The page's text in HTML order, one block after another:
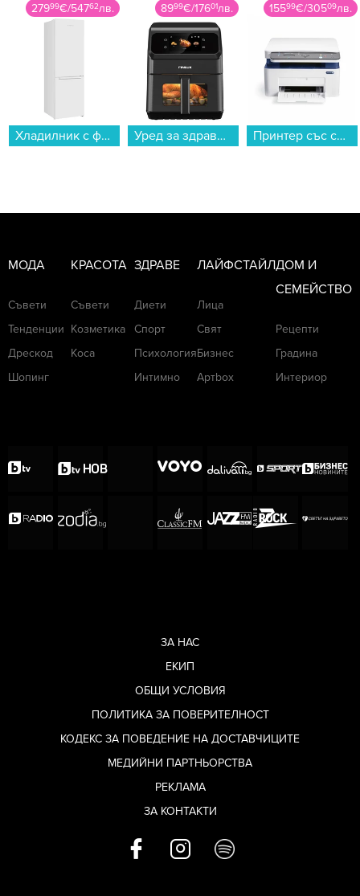
27999€/54762лв.
Хладилник с фризер Crown CBN-265W , 253 l, E , No Frost , Бял...
8999€/17601лв.
Уред за здравословно готвене Finlux BOHEME...
15599€/30509лв.
Принтер със скенер Xerox WORKCENTRE 3025BI 3 IN 1 , Лазерен...
МОДА
Съвети
Тенденции
Дрескод
Шопинг
КРАСОТА
Съвети
Козметика
Коса
ЗДРАВЕ
Диети
Спорт
Психология
Интимно
ЛАЙФСТАЙЛ
Лица
Свят
Бизнес
Артbox
ДОМ И
СЕМЕЙСТВО
Рецепти
Градина
Интериор
ЗА НАС
ЕКИП
ОБЩИ УСЛОВИЯ
ПОЛИТИКА ЗА ПОВЕРИТЕЛНОСТ
КОДЕКС ЗА ПОВЕДЕНИЕ НА ДОСТАВЧИЦИТЕ
МЕДИЙНИ ПАРТНЬОРСТВА
РЕКЛАМА
ЗА КОНТАКТИ